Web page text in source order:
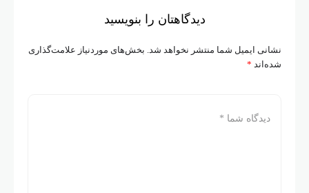
دیدگاهتان را بنویسید
نشانی ایمیل شما منتشر نخواهد شد. بخش‌های موردنیاز علامت‌گذاری
شده‌اند *